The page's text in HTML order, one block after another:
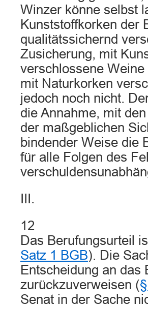
Winzer könne selbst
Kunststoffkorken der
qualitätssichernd
Zusicherung, mit
verschlossene
mit Naturkorken
jedoch noch nicht.
die Annahme, mit
der maßgeblichen
bindender Weise die
für alle Folgen des
III.
12
Das Berufungsurteil
Satz 1 BGB). Die
Entscheidung an das
zurückzuverweisen (
Senat in der Sache